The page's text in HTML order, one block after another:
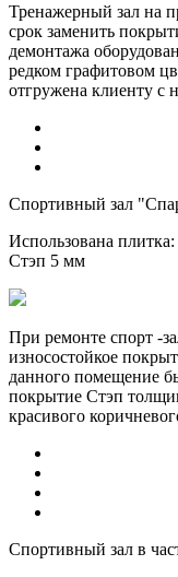
Тренажерный зал на
срок заменить
демонтажа
редком графитовом
отгружена клиенту с
Спортивный зал
Использована плитка:
Стэп 5 мм
При ремонте спорт -
износостойкое
данного помещение
покрытие Стэп
красивого
Спортивный зал в